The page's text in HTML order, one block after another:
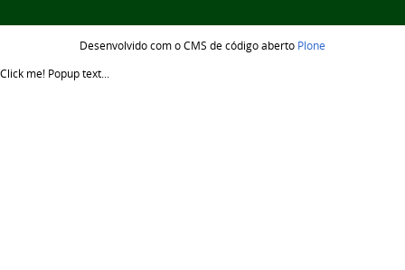
Desenvolvido com o CMS de código aberto Plone
Click me! Popup text...